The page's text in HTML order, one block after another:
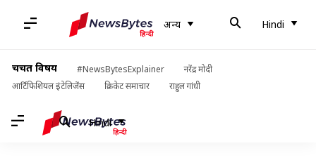
अन्य Hindi
चर्चित विषय #NewsBytesExplainer
नरेंद्र मोदी
आर्टिफिशियल इंटेलिजेंस
क्रिकेट समाचार राहुल गांधी
Hindi